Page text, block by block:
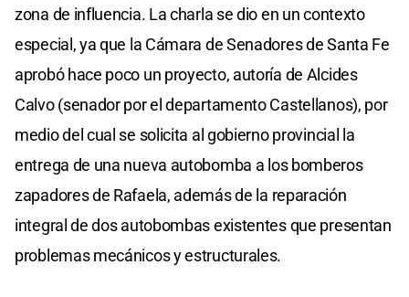
zona de influencia. La charla se dio en un contexto
especial, ya que la Cámara de Senadores de Santa Fe
aprobó hace poco un proyecto, autoría de Alcides
Calvo (senador por el departamento Castellanos), por
medio del cual se solicita al gobierno provincial la
entrega de una nueva autobomba a los bomberos
zapadores de Rafaela, además de la reparación
integral de dos autobombas existentes que presentan
problemas mecánicos y estructurales.